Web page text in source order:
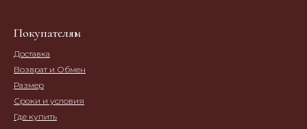
Покупателям
Где купить
Доставка
Возврат и Обмен
Размер
Сроки и условия